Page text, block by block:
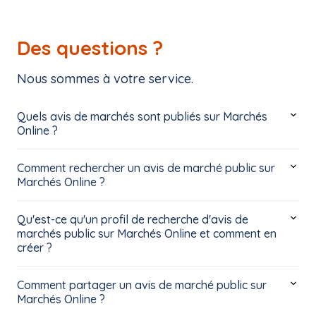
Des questions ?
Nous sommes à votre service.
Quels avis de marchés sont publiés sur Marchés
Online ?
Comment rechercher un avis de marché public sur
Marchés Online ?
Qu'est-ce qu'un profil de recherche d'avis de
marchés public sur Marchés Online et comment en
créer ?
Comment partager un avis de marché public sur
Marchés Online ?